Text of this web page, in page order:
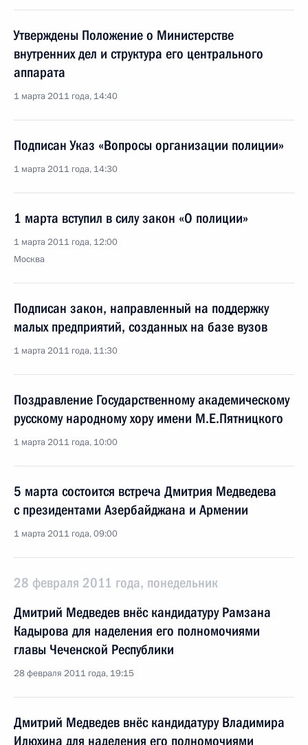
Утверждены Положение о Министерстве
внутренних дел и структура его центрального
аппарата
1 марта 2011 года, 14:40
Подписан Указ «Вопросы организации полиции»
1 марта 2011 года, 14:30
1 марта вступил в силу закон «О полиции»
1 марта 2011 года, 12:00
Москва
Подписан закон, направленный на поддержку
малых предприятий, созданных на базе вузов
1 марта 2011 года, 11:30
Поздравление Государственному академическому
русскому народному хору имени М.Е.Пятницкого
1 марта 2011 года, 10:00
5 марта состоится встреча Дмитрия Медведева
с президентами Азербайджана и Армении
1 марта 2011 года, 09:00
28 февраля 2011 года, понедельник
Дмитрий Медведев внёс кандидатуру Рамзана
Кадырова для наделения его полномочиями
главы Чеченской Республики
28 февраля 2011 года, 19:15
Дмитрий Медведев внёс кандидатуру Владимира
Илюхина для наделения его полномочиями